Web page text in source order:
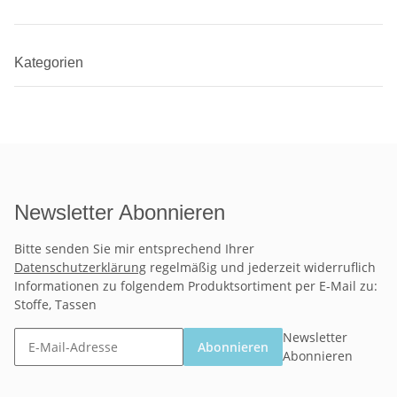
Kategorien
Newsletter Abonnieren
Bitte senden Sie mir entsprechend Ihrer
Datenschutzerklärung regelmäßig und jederzeit widerruflich
Informationen zu folgendem Produktsortiment per E-Mail zu:
Stoffe, Tassen
Abonnieren
Newsletter
Abonnieren